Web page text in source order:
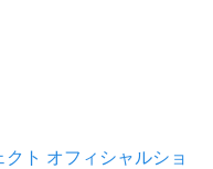
ト オフィシャルショ